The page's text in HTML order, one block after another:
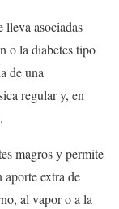
lleva asociadas
o la diabetes tipo
de una
regular y, en
magros y permite
aporte extra de
al vapor o a la